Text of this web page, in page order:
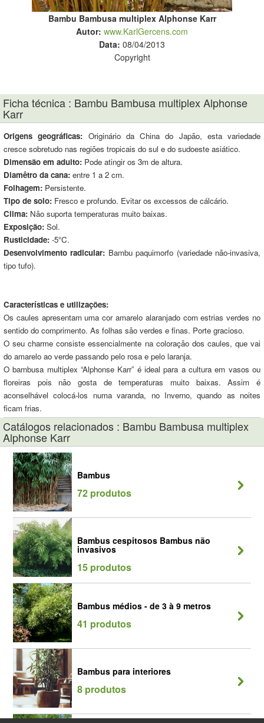
Bambu Bambusa multiplex Alphonse Karr
Autor: www.KarlGercens.com
Data: 08/04/2013
Copyright
Ficha técnica : Bambu Bambusa multiplex Alphonse
Karr
Origens geográficas: Originário da China do Japão, esta variedade
cresce sobretudo nas regiões tropicais do sul e do sudoeste asiático.
Dimensão em adulto: Pode atingir os 3m de altura.
Diamêtro da cana: entre 1 a 2 cm.
Folhagem: Persistente.
Tipo de solo: Fresco e profundo. Evitar os excessos de cálcário.
Clima: Não suporta temperaturas muito baixas.
Exposição: Sol.
Rusticidade: -5°C.
Desenvolvimento radicular: Bambu paquimorfo (variedade não-invasiva,
tipo tufo).
Características e utilizações:
Os caules apresentam uma cor amarelo alaranjado com estrias verdes no
sentido do comprimento. As folhas são verdes e finas. Porte gracioso.
O seu charme consiste essencialmente na coloração dos caules, que vai
do amarelo ao verde passando pelo rosa e pelo laranja.
O bambusa multiplex “Alphonse Karr” é ideal para a cultura em vasos ou
floreiras pois não gosta de temperaturas muito baixas. Assim é
aconselhável colocá-los numa varanda, no Inverno, quando as noites
ficam frias.
Catálogos relacionados : Bambu Bambusa multiplex
Alphonse Karr
Bambus
72 produtos
Bambus cespitosos Bambus não
invasivos
15 produtos
Bambus médios - de 3 à 9 metros
41 produtos
Bambus para interiores
8 produtos